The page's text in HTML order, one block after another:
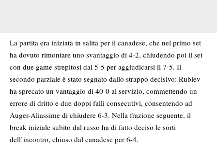
La partita era iniziata in salita per il canadese, che nel primo set
ha dovuto rimontare uno svantaggio di 4-2, chiudendo poi il set
con due game strepitosi dal 5-5 per aggiudicarsi il 7-5. Il
secondo parziale è stato segnato dallo strappo decisivo: Rublev
ha sprecato un vantaggio di 40-0 al servizio, commettendo un
errore di dritto e due doppi falli consecutivi, consentendo ad
Auger-Aliassime di chiudere 6-3. Nella frazione seguente, il
break iniziale subito dal russo ha di fatto deciso le sorti
dell’incontro, chiuso dal canadese per 6-4.